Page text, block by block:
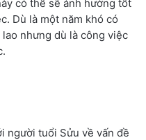
có thể sẽ ảnh hưởng tốt
Dù là một năm khó có
nhưng dù là công việc
người tuổi Sửu về vấn đề